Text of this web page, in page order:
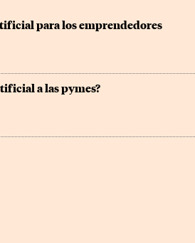
para los emprendedores
a las pymes?